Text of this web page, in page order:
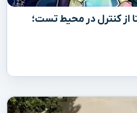
کنترل در محیط تست؛